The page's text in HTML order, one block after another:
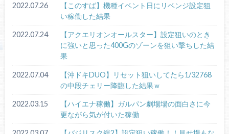
2022.07.26
【このすば】機種イベント日にリベンジ設定狙
い稼働した結果
2022.07.24
【アクエリオンオールスター】設定狙いのとき
に強いと思った400Gのゾーンを狙い撃ちした結
果
2022.07.04
【沖ドキDUO】リセット狙いしてたら1/32768
の中段チェリー降臨した結果ｗ
2022.03.15
【ハイエナ稼働】ガルパン劇場場の面白さに今
更ながら気が付いた稼働